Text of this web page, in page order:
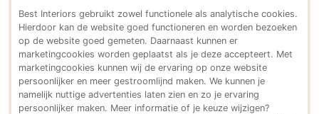
PVC vloeren
Gietvloeren
Houten vloeren
Natuursteen en keramiek vloeren
Vloerkleden
Bereikbaar via
+31 (0) 6 18111935
stephen@versteegh-design.com
www.versteegh-design.com
Social media
Best Interiors gebruikt zowel functionele als analytische cookies.
Hierdoor kan de website goed functioneren en worden bezoeken
op de website goed gemeten. Daarnaast kunnen er
marketingcookies worden geplaatst als je deze accepteert. Met
marketingcookies kunnen wij de ervaring op onze website
persoonlijker en meer gestroomlijnd maken. We kunnen je
namelijk nuttige advertenties laten zien en zo je ervaring
persoonlijker maken. Meer informatie of je keuze wijzigen?